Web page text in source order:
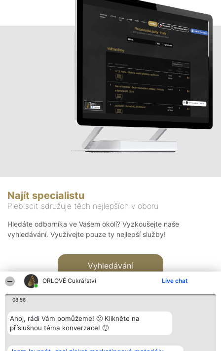
ORLOVÉ Cukrářství Live chat
08:56
Ahoj, rádi Vám pomůžeme! 🙂 Klikněte na
příslušnou téma konverzace! 🙂
Najít specialistu
Plebiscit sdružuje těch nejlepších v oboru
Hledáte odborníka ve Vašem okolí? Vyzkoušejte naše
vyhledávání. Využívejte pouze ty nejlepší služby!
Vyhledávání
Bright Side Solutions sp. z o.
Vítězové
Kontakt